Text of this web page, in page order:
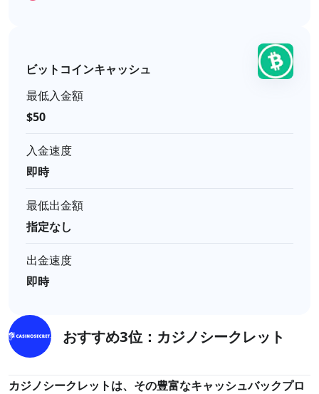
ビットコインキャッシュ
最低入金額
$50
入金速度
即時
最低出金額
指定なし
出金速度
即時
おすすめ3位：カジノシークレット
カジノシークレットは、その豊富なキャッシュバックプロ